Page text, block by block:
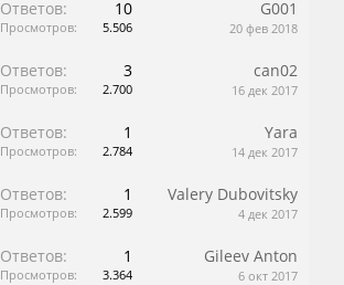
Ответов: 10
Просмотров: 5.506
G001
20 фев 2018
Ответов: 3
Просмотров: 2.700
can02
16 дек 2017
Ответов: 1
Просмотров: 2.784
Yara
14 дек 2017
Ответов: 1
Просмотров: 2.599
Valery Dubovitsky
4 дек 2017
Ответов: 1
Просмотров: 3.364
Gileev Anton
6 окт 2017